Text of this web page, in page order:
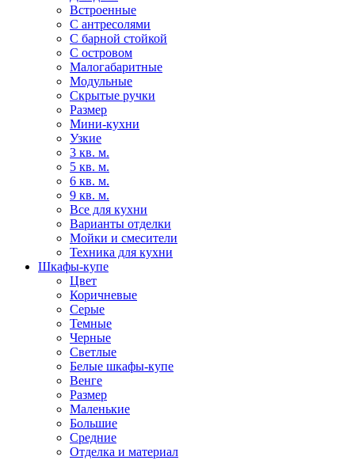
Встроенные
С антресолями
С барной стойкой
С островом
Малогабаритные
Модульные
Скрытые ручки
Размер
Мини-кухни
Узкие
3 кв. м.
5 кв. м.
6 кв. м.
9 кв. м.
Все для кухни
Варианты отделки
Мойки и смесители
Техника для кухни
Шкафы-купе
Цвет
Коричневые
Серые
Темные
Черные
Светлые
Белые шкафы-купе
Венге
Размер
Маленькие
Большие
Средние
Отделка и материал